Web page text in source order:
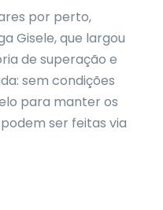
por perto,
Gisele, que largou
de superação e
sem condições
para manter os
ser feitas via